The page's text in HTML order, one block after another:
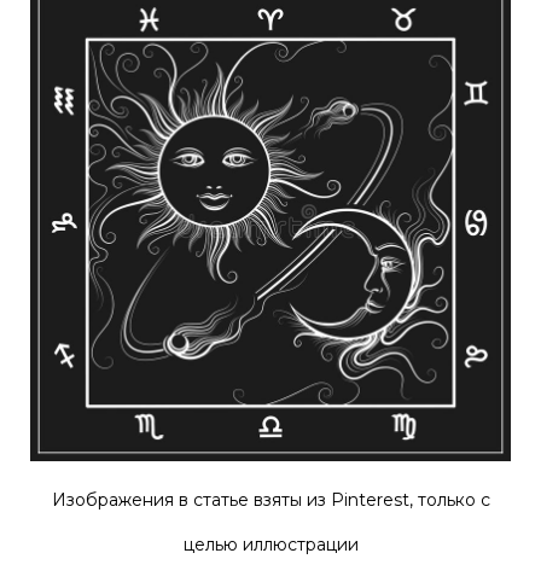
Изображения в статье взяты из Pinterest, только с
целью иллюстрации